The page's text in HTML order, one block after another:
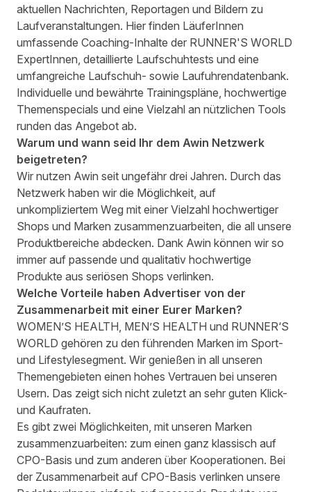
aktuellen Nachrichten, Reportagen und Bildern zu
Laufveranstaltungen. Hier finden LäuferInnen
umfassende Coaching-Inhalte der RUNNER'S WORLD
ExpertInnen, detaillierte Laufschuhtests und eine
umfangreiche Laufschuh- sowie Laufuhrendatenbank.
Individuelle und bewährte Trainingspläne, hochwertige
Themenspecials und eine Vielzahl an nützlichen Tools
runden das Angebot ab.
Warum und wann seid Ihr dem Awin Netzwerk
beigetreten?
Wir nutzen Awin seit ungefähr drei Jahren. Durch das
Netzwerk haben wir die Möglichkeit, auf
unkompliziertem Weg mit einer Vielzahl hochwertiger
Shops und Marken zusammenzuarbeiten, die all unsere
Produktbereiche abdecken. Dank Awin können wir so
immer auf passende und qualitativ hochwertige
Produkte aus seriösen Shops verlinken.
Welche Vorteile haben Advertiser von der
Zusammenarbeit mit einer Eurer Marken?
WOMEN’S HEALTH, MEN’S HEALTH und RUNNER‘S
WORLD gehören zu den führenden Marken im Sport-
und Lifestylesegment. Wir genießen in all unseren
Themengebieten einen hohes Vertrauen bei unseren
Usern. Das zeigt sich nicht zuletzt an sehr guten Klick-
und Kaufraten.
Es gibt zwei Möglichkeiten, mit unseren Marken
zusammenzuarbeiten: zum einen ganz klassisch auf
CPO-Basis und zum anderen über Kooperationen. Bei
der Zusammenarbeit auf CPO-Basis verlinken unsere